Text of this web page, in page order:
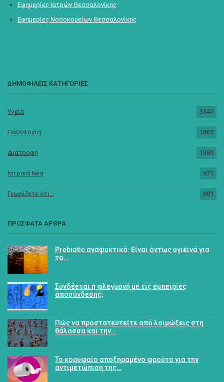
Εφημερίες Ιατρών Θεσσαλονίκης
Εφημερίες Νοσοκομείων Θεσσαλονίκης
ΔΗΜΟΦΙΛΕΙΣ ΚΑΤΗΓΟΡΙΕΣ
Υγεία 3541
Παθολογία 1863
Διατροφή 1389
Ιατρικά Νέα 971
Γνωρίζετε ότι... 881
ΠΡΟΣΦΑΤΑ ΑΡΘΡΑ
Prebiotic αναψυκτικά: Είναι όντως υγιεινά για
το…
Συνδέεται η φλεγμονή με τις εμπειρίες
αποσύνδεσης;
Πώς να προστατευτείτε από λοιμώξεις στη
θάλασσα και την…
Το κορυφαίο αποξηραμένο φρούτο για την
αντιμετώπιση της…